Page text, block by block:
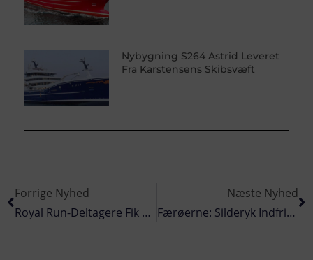
Nybygning S264 Astrid Leveret
Fra Karstensens Skibsvæft
Forrige Nyhed
Royal Run-Deltagere Fik Smag For Hvide Sandes Kernesunde Sandrejer
Næste Nyhed
Færøerne: Silderyk Indfrier Forventningerne